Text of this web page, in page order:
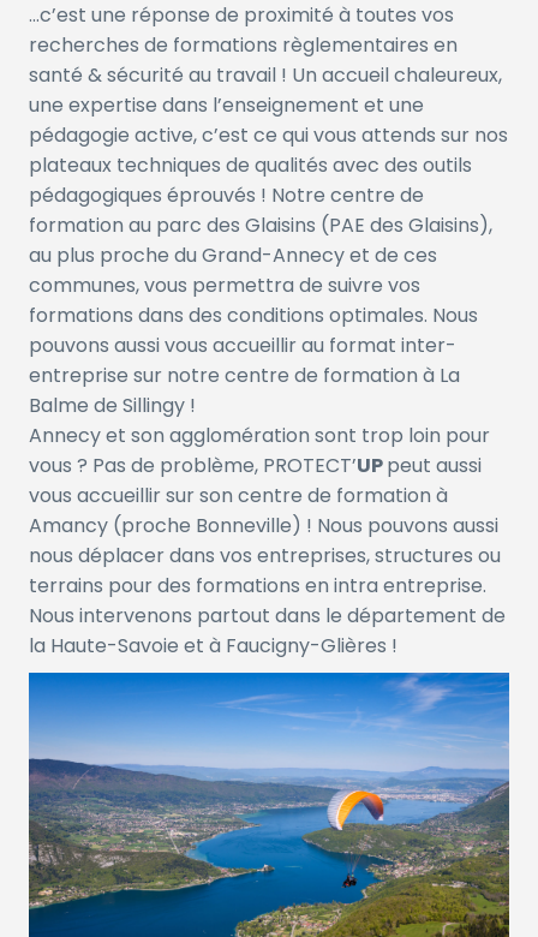
…c’est une réponse de proximité à toutes vos
recherches de formations règlementaires en
santé & sécurité au travail ! Un accueil chaleureux,
une expertise dans l’enseignement et une
pédagogie active, c’est ce qui vous attends sur nos
plateaux techniques de qualités avec des outils
pédagogiques éprouvés ! Notre centre de
formation au parc des Glaisins (PAE des Glaisins),
au plus proche du Grand-Annecy et de ces
communes, vous permettra de suivre vos
formations dans des conditions optimales. Nous
pouvons aussi vous accueillir au format inter-
entreprise sur notre centre de formation à La
Balme de Sillingy !
Annecy et son agglomération sont trop loin pour
vous ? Pas de problème, PROTECT’UPpeut aussi
vous accueillir sur son centre de formation à
Amancy (proche Bonneville) ! Nous pouvons aussi
nous déplacer dans vos entreprises, structures ou
terrains pour des formations en intra entreprise.
Nous intervenons partout dans le département de
la Haute-Savoie et à Faucigny-Glières !